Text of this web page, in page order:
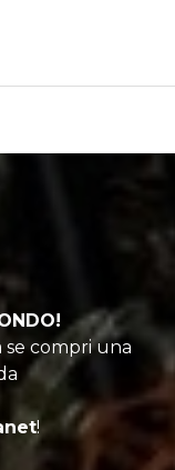
se compri una
!